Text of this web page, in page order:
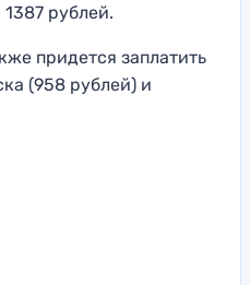
рублей.
придется заплатить
(958 рублей) и